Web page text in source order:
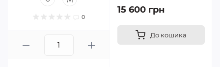
0
15 600 грн
До кошика